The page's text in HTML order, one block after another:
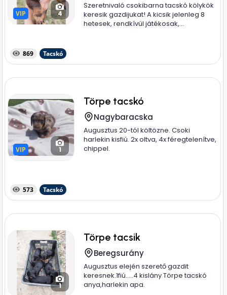
VIP
VIP 4
Szeretnivaló csokibarna tacskó kölykök
keresik gazdijukat! A kicsik jelenleg 8
hetesek, rendkívül játékosak,...
869 Tacskó
VIP
VIP 1
Törpe tacskó
Nagybaracska
Augusztus 20-tól költözne. Csoki
harlekin kisfiú. 2x oltva, 4x féregtelenítve,
chippel.
573 Tacskó
1
Törpe tacsik
Beregsurány
Augusztus elején szerető gazdit
keresnek.1fiú.....4 kislány Törpe tacskó
anya,harlekin apa.